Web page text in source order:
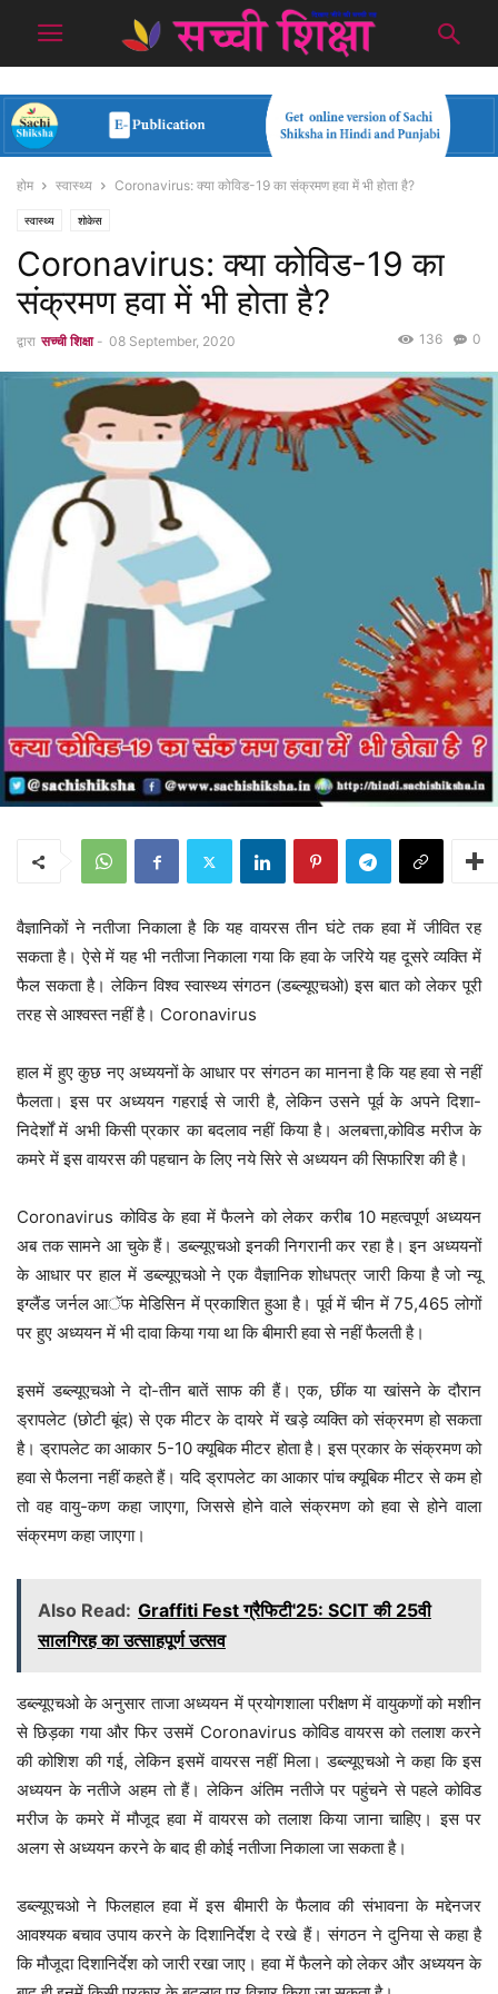
होम स्वास्थ्य Coronavirus: क्या कोविड-19 का संक्रमण हवा में भी होता है?
स्वास्थ्य शोकेस
Coronavirus: क्या कोविड-19 का
संक्रमण हवा में भी होता है?
द्वारा सच्ची शिक्षा - 08 September, 2020 0
136
वैज्ञानिकों ने नतीजा निकाला है कि यह वायरस तीन घंटे तक हवा में जीवित रह
सकता है। ऐसे में यह भी नतीजा निकाला गया कि हवा के जरिये यह दूसरे व्यक्ति में
फैल सकता है। लेकिन विश्व स्वास्थ्य संगठन (डब्ल्यूएचओ) इस बात को लेकर पूरी
तरह से आश्वस्त नहीं है। Coronavirus
हाल में हुए कुछ नए अध्ययनों के आधार पर संगठन का मानना है कि यह हवा से नहीं
फैलता। इस पर अध्ययन गहराई से जारी है, लेकिन उसने पूर्व के अपने दिशा-
निदेर्शों में अभी किसी प्रकार का बदलाव नहीं किया है। अलबत्ता,कोविड मरीज के
कमरे में इस वायरस की पहचान के लिए नये सिरे से अध्ययन की सिफारिश की है।
Coronavirus कोविड के हवा में फैलने को लेकर करीब 10 महत्वपूर्ण अध्ययन
अब तक सामने आ चुके हैं। डब्ल्यूएचओ इनकी निगरानी कर रहा है। इन अध्ययनों
के आधार पर हाल में डब्ल्यूएचओ ने एक वैज्ञानिक शोधपत्र जारी किया है जो न्यू
इग्लैंड जर्नल आॅफ मेडिसिन में प्रकाशित हुआ है। पूर्व में चीन में 75,465 लोगों
पर हुए अध्ययन में भी दावा किया गया था कि बीमारी हवा से नहीं फैलती है।
इसमें डब्ल्यूएचओ ने दो-तीन बातें साफ की हैं। एक, छींक या खांसने के दौरान
ड्रापलेट (छोटी बूंद) से एक मीटर के दायरे में खड़े व्यक्ति को संक्रमण हो सकता
है। ड्रापलेट का आकार 5-10 क्यूबिक मीटर होता है। इस प्रकार के संक्रमण को
हवा से फैलना नहीं कहते हैं। यदि ड्रापलेट का आकार पांच क्यूबिक मीटर से कम हो
तो वह वायु-कण कहा जाएगा, जिससे होने वाले संक्रमण को हवा से होने वाला
संक्रमण कहा जाएगा।
Also Read: Graffiti Fest ग्रैफिटी'25: SCIT की 25वी
सालगिरह का उत्साहपूर्ण उत्सव
डब्ल्यूएचओ के अनुसार ताजा अध्ययन में प्रयोगशाला परीक्षण में वायुकणों को मशीन
से छिड़का गया और फिर उसमें Coronavirus कोविड वायरस को तलाश करने
की कोशिश की गई, लेकिन इसमें वायरस नहीं मिला। डब्ल्यूएचओ ने कहा कि इस
अध्ययन के नतीजे अहम तो हैं। लेकिन अंतिम नतीजे पर पहुंचने से पहले कोविड
मरीज के कमरे में मौजूद हवा में वायरस को तलाश किया जाना चाहिए। इस पर
अलग से अध्ययन करने के बाद ही कोई नतीजा निकाला जा सकता है।
डब्ल्यूएचओ ने फिलहाल हवा में इस बीमारी के फैलाव की संभावना के मद्देनजर
आवश्यक बचाव उपाय करने के दिशानिर्देश दे रखे हैं। संगठन ने दुनिया से कहा है
कि मौजूदा दिशानिर्देश को जारी रखा जाए। हवा में फैलने को लेकर और अध्ययन के